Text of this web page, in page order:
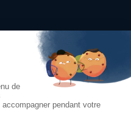
Savornin
de projet et du
à la prise de